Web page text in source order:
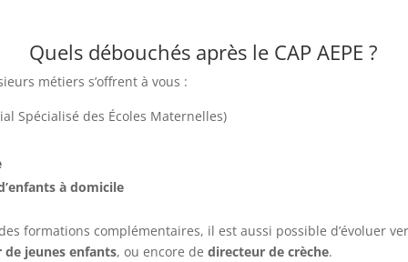
Quels débouchés après le CAP AEPE ?
métiers s’offrent à vous :
Spécialisé des Écoles Maternelles)
à domicile
formations complémentaires, il est aussi possible d’évoluer
de jeunes enfants, ou encore de directeur de crèche.